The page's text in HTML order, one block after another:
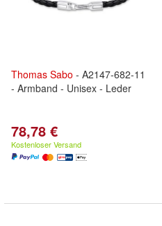
Thomas Sabo - A2147-682-11
- Armband - Unisex - Leder
78,78 €
Kostenloser Versand